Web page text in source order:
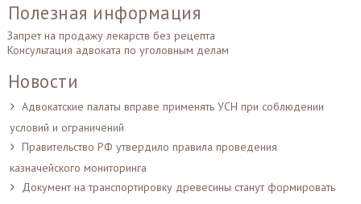
Полезная информация
Запрет на продажу лекарств без рецепта
Консультация адвоката по уголовным делам
Новости
Адвокатские палаты вправе применять УСН при соблюдении
условий и ограничений
Правительство РФ утвердило правила проведения
казначейского мониторинга
Документ на транспортировку древесины станут формировать